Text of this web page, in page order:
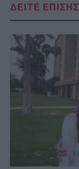
ΔΕΙΤΕ ΕΠΙΣΗΣ